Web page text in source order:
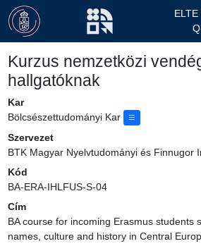
Kurzus nemzetközi
hallgatóknak
Kar
Bölcsészettudományi Kar
Szervezet
BTK Magyar Nyelvtudományi és Finnugor
Kód
BA-ERA-IHLFUS-S-04
Cím
BA course for incoming Erasmus students
names, culture and history in Central